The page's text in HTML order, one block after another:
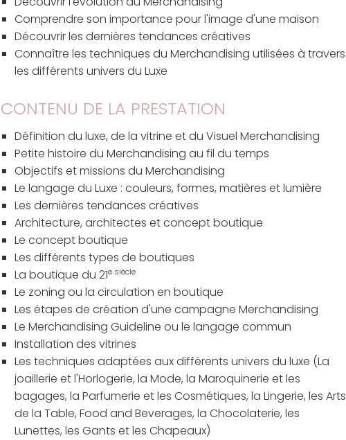
Comprendre son importance pour l'image d'une maison
Découvrir les dernières tendances créatives
Connaître les techniques du Merchandising utilisées à travers
les différents univers du Luxe
CONTENU DE LA PRESTATION
Définition du luxe, de la vitrine et du Visuel Merchandising
Petite histoire du Merchandising au fil du temps
Objectifs et missions du Merchandising
Le langage du Luxe : couleurs, formes, matières et lumière
Les dernières tendances créatives
Architecture, architectes et concept boutique
Le concept boutique
Les différents types de boutiques
La boutique du 21e siècle
Le zoning ou la circulation en boutique
Les étapes de création d'une campagne Merchandising
Le Merchandising Guideline ou le langage commun
Installation des vitrines
Les techniques adaptées aux différents univers du luxe (La
joaillerie et l'Horlogerie, la Mode, la Maroquinerie et les
bagages, la Parfumerie et les Cosmétiques, la Lingerie, les Arts
de la Table, Food and Beverages, la Chocolaterie, les
Lunettes, les Gants et les Chapeaux)